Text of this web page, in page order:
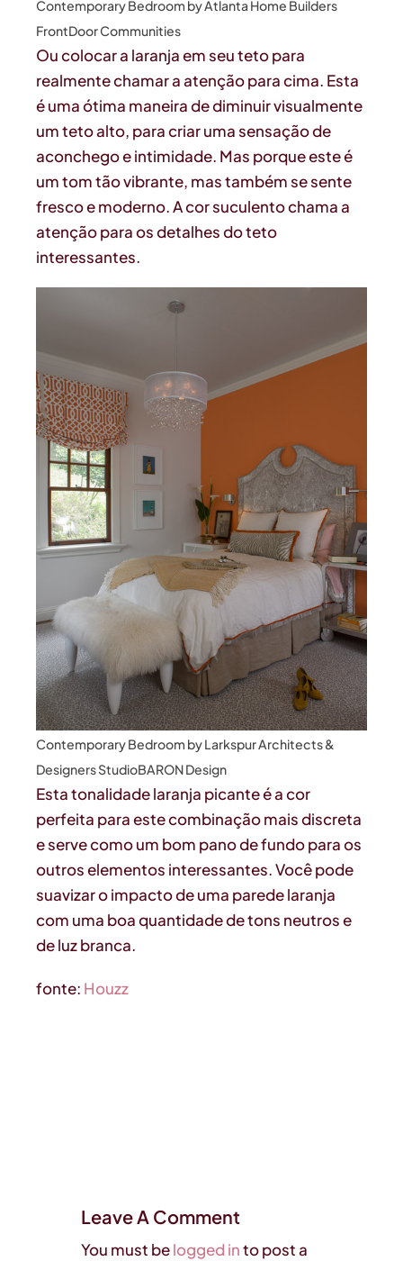
Contemporary Bedroom byAtlanta Home Builders
FrontDoor Communities
Ou colocar a laranja em seu teto para
realmente chamar a atenção para cima. Esta
é uma ótima maneira de diminuir visualmente
um teto alto, para criar uma sensação de
aconchego e intimidade. Mas porque este é
um tom tão vibrante, mas também se sente
fresco e moderno. A cor suculento chama a
atenção para os detalhes do teto
interessantes.
Contemporary Bedroom byLarkspur Architects &
DesignersStudioBARON Design
Esta tonalidade laranja picante é a cor
perfeita para este combinação mais discreta
e serve como um bom pano de fundo para os
outros elementos interessantes. Você pode
suavizar o impacto de uma parede laranja
com uma boa quantidade de tons neutros e
de luz branca.
fonte: Houzz
Leave A Comment
You must belogged into post a